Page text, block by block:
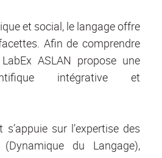
et social, le langage offre
Afin de comprendre
ASLAN propose une
intégrative et
sur l’expertise des
(Dynamique du Langage),